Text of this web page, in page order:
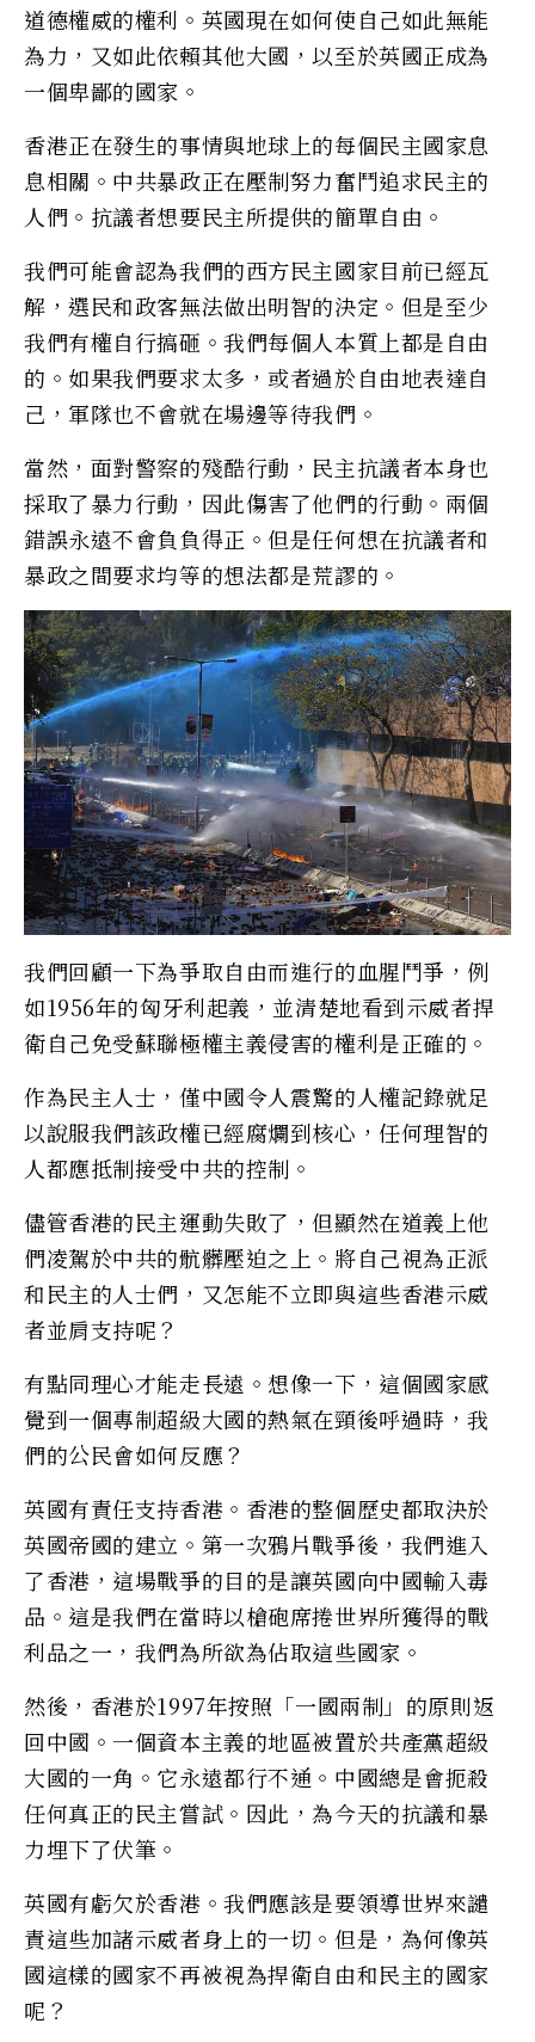
道德權威的權利。英國現在如何使自己如此無能
為力，又如此依賴其他大國，以至於英國正成為
一個卑鄙的國家。
香港正在發生的事情與地球上的每個民主國家息
息相關。中共暴政正在壓制努力奮鬥追求民主的
人們。抗議者想要民主所提供的簡單自由。
我們可能會認為我們的西方民主國家目前已經瓦
解，選民和政客無法做出明智的決定。但是至少
我們有權自行搞砸。我們每個人本質上都是自由
的。如果我們要求太多，或者過於自由地表達自
己，軍隊也不會就在場邊等待我們。
當然，面對警察的殘酷行動，民主抗議者本身也
採取了暴力行動，因此傷害了他們的行動。兩個
錯誤永遠不會負負得正。但是任何想在抗議者和
暴政之間要求均等的想法都是荒謬的。
我們回顧一下為爭取自由而進行的血腥鬥爭，例
如1956年的匈牙利起義，並清楚地看到示威者捍
衛自己免受蘇聯極權主義侵害的權利是正確的。
作為民主人士，僅中國令人震驚的人權記錄就足
以說服我們該政權已經腐爛到核心，任何理智的
人都應抵制接受中共的控制。
儘管香港的民主運動失敗了，但顯然在道義上他
們凌駕於中共的骯髒壓迫之上。將自己視為正派
和民主的人士們，又怎能不立即與這些香港示威
者並肩支持呢？
有點同理心才能走長遠。想像一下，這個國家感
覺到一個專制超級大國的熱氣在頸後呼過時，我
們的公民會如何反應？
英國有責任支持香港。香港的整個歷史都取決於
英國帝國的建立。第一次鴉片戰爭後，我們進入
了香港，這場戰爭的目的是讓英國向中國輸入毒
品。這是我們在當時以槍砲席捲世界所獲得的戰
利品之一，我們為所欲為佔取這些國家。
然後，香港於1997年按照「一國兩制」的原則返
回中國。一個資本主義的地區被置於共產黨超級
大國的一角。它永遠都行不通。中國總是會扼殺
任何真正的民主嘗試。因此，為今天的抗議和暴
力埋下了伏筆。
英國有虧欠於香港。我們應該是要領導世界來譴
責這些加諸示威者身上的一切。但是，為何像英
國這樣的國家不再被視為捍衛自由和民主的國家
呢？